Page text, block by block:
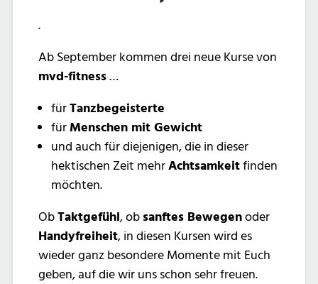
.
Ab September kommen drei neue Kurse von
mvd-fitness…
fürTanzbegeisterte
für Menschen mit Gewicht
und auch für diejenigen, die in dieser
hektischen Zeit mehrAchtsamkeitfinden
möchten.
ObTaktgefühl, ob sanftes Bewegenoder
Handyfreiheit, in diesen Kursen wird es
wieder ganz besondere Momente mit Euch
geben, auf die wir uns schon sehr freuen.